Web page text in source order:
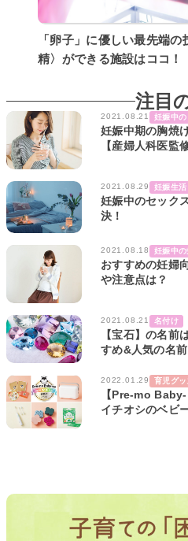
「卵子」に優しい最先端
精〉ができる施設はココ！
注目
2021.08.21 妊娠中
妊娠中期の胸焼
【産婦人科医監修
2021.08.29 妊娠生活
妊娠中のセック
決！
2021.08.18 妊娠中
おすすめの妊婦
や注意点は？
2021.08.21 名付け
【宝石】の名前
すめ&人気の名前
2022.01.29 育児グッ
【Pre-mo
イチオシのベビ